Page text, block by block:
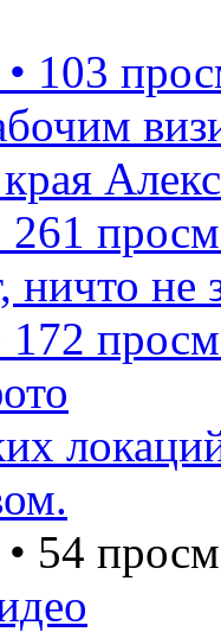
• 103
261
ничто не
172
• 54